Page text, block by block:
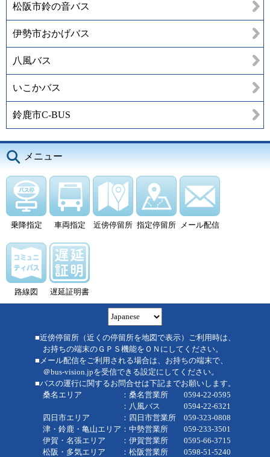
松阪市鈴の音バス
伊勢市おかげバス
八風バス
いこかバス
鈴鹿市C-BUS
メニュー
乗降指定 車両指定 近傍停留所 指定停留所 メール配信
路線図 遅延証明書
■近傍停留所（近くの停留所を地図で表示）ご利用時は、
お持ちの端末のＧＰＳ機能をＯＮにしてください。
■メール配信をご利用される場合は、お持ちの端末で、
＠bus-vision.jpを受信できる設定にしてください。
■バスの運行に関するお問合せは下記までお願いします。
桑名エリア ：桑名営業所 0594-22-0595
：八風バス 0594-22-6321
四日市エリア ：四日市営業所 059-323-0808
津・鈴鹿・亀山エリア：中勢営業所 059-233-3501
伊賀・名張エリア ：伊賀営業所 0595-66-3715
松阪・多気エリア ：松阪営業所 0598-51-5240